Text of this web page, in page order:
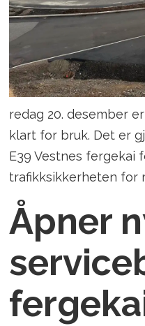
redag 20. desember
klart for bruk. Det er
E39 Vestnes fergekai
trafikksikkerheten for
Åpner